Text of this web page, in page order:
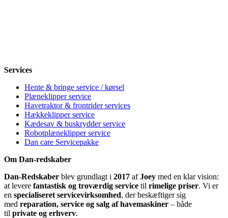
Services
Hente & bringe service / kørsel
Plæneklipper service
Havetraktor & frontrider services
Hækkeklipper service
Kædesav & buskrydder service
Robotplæneklipper service
Dan care Servicepakke
Om Dan-redskaber
Dan-Redskaber blev grundlagt i 2017 afJoey med en klar vision:
at levere fantastisk og troværdig service til rimelige priser. Vi er
en specialiseret servicevirksomhed, der beskæftiger sig
med reparation, service og salg af havemaskiner – både
til private og erhverv.